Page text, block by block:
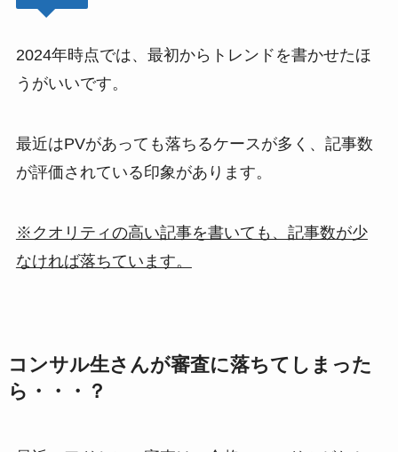
2024年時点では、最初からトレンドを書かせたほ
うがいいです。
最近はPVがあっても落ちるケースが多く、記事数
が評価されている印象があります。
※クオリティの高い記事を書いても、記事数が少
なければ落ちています。
コンサル生さんが審査に落ちてしまった
ら・・・？